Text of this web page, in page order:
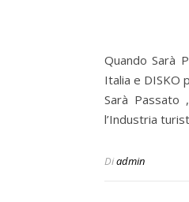
Quando Sarà
Italia e DISKO
Sarà Passato
l’Industria
Diadmin